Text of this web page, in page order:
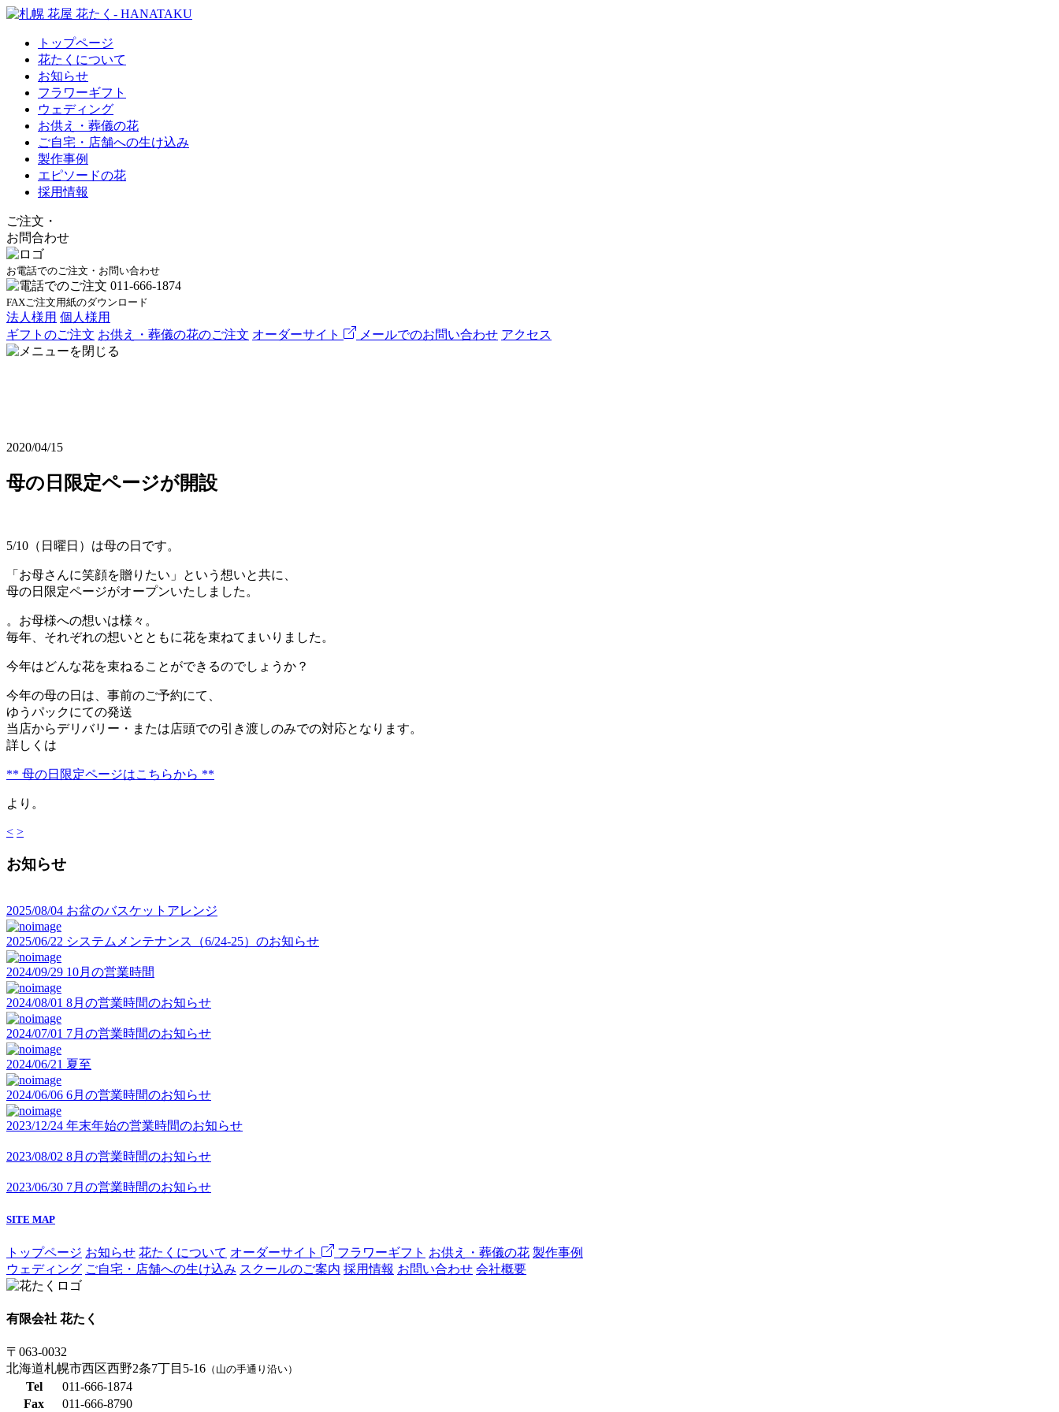
トップページ
花たくについて
お知らせ
フラワーギフト
ウェディング
お供え・葬儀の花
ご自宅・店舗への生け込み
製作事例
エピソードの花
採用情報
ご注文 ・
お問合わせ
お電話でのご注文・お問い合わせ
FAXご注文用紙のダウンロード
法人様用 個人様用
ギフトのご注文 お供え・葬儀の花のご注文 オーダーサイト メールでのお問い合わせ アクセス
2020/04/15
母の日限定ページが開設
5/10（日曜日）は母の日です。
「お母さんに笑顔を贈りたい」という想いと共に、
母の日限定ページがオープンいたしました。
。お母様への想いは様々。
毎年、それぞれの想いとともに花を束ねてまいりました。
今年はどんな花を束ねることができるのでしょうか？
今年の母の日は、事前のご予約にて、
ゆうパックにての発送
当店からデリバリー・または店頭での引き渡しのみでの対応となります。
詳しくは
** 母の日限定ページはこちらから **
より。
< >
お知らせ
2025/08/04 お盆のバスケットアレンジ
2025/06/22 システムメンテナンス（6/24-25）のお知らせ
2024/09/29 10月の営業時間
2024/08/01 8月の営業時間のお知らせ
2024/07/01 7月の営業時間のお知らせ
2024/06/21 夏至
2024/06/06 6月の営業時間のお知らせ
2023/12/24 年末年始の営業時間のお知らせ
2023/08/02 8月の営業時間のお知らせ
2023/06/30 7月の営業時間のお知らせ
SITE MAP
トップページ お知らせ 花たくについて オーダーサイト フラワーギフト お供え・葬儀の花 製作事例
ウェディング ご自宅・店舗への生け込み スクールのご案内 採用情報 お問い合わせ 会社概要
有限会社 花たく
〒063-0032
北海道札幌市西区西野2条7丁目5-16 （山の手通り沿い）
Tel
011-666-1874
Fax
011-666-8790